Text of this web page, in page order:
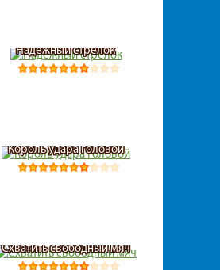
Надежный стрелок
Король удара головой
Схватить свободный мяч